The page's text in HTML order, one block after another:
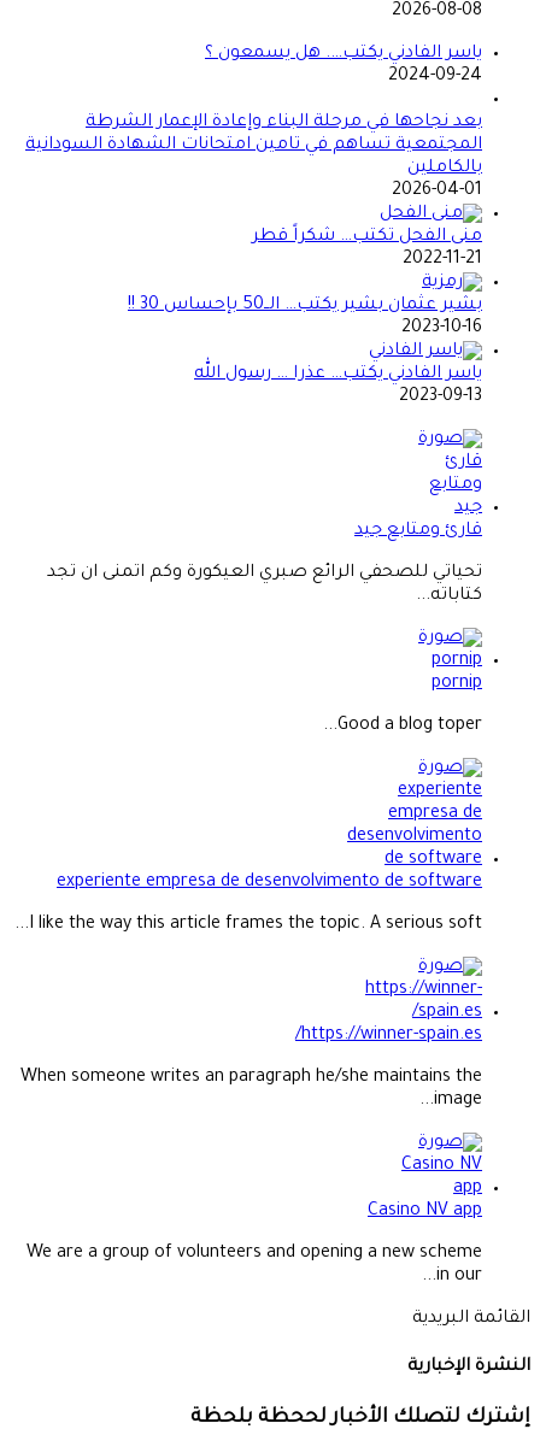
2026-08-08
ياسر الفادني يكتب…. هل يسمعون ؟
2024-09-24
بعد نجاحها في مرحلة البناء وإعادة الإعمار الشرطة
المجتمعية تساهم في تامين امتحانات الشهادة السودانية
بالكاملين
2026-04-01
منى الفحل تكتب… شكراً قطر
2022-11-21
بشير عثمان بشير يكتب… الــ50 بإحساس 30 !!
2023-10-16
ياسر الفادني يكتب… عذرا … رسول الله
2023-09-13
قارئ ومتابع جيد
تحياتي للصحفي الرائع صبري العيكورة وكم اتمنى ان تجد
كتاباته...
pornip
Good a blog toper...
experiente empresa de desenvolvimento de software
I like the way this article frames the topic. A serious soft...
https://winner-spain.es/
When someone writes an paragraph he/she maintains the
image...
Casino NV app
We are a group of volunteers and opening a new scheme
in our...
القائمة البريدية
النشرة الإخبارية
إشترك لتصلك الأخبار لححظة بلحظة